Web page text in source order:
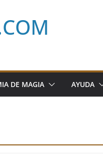
DE MAGIA AYUDA